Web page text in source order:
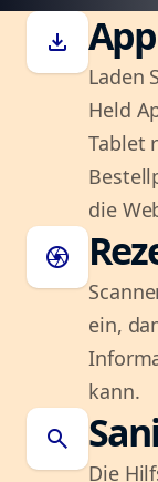
download
Laden
Held
Tablet
die
camera
ein,
kann.
search
Die